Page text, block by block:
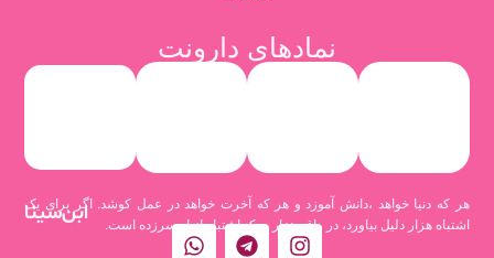
نمادهای دارونت
هر که دنیا خواهد ،دانش آموزد و هر که آخرت خواهد در عمل کوشد. اگر برای یک
اشتباه هزار دلیل بیاورد، در واقع هزار و یک اشتباه از او سرزده است.
ابن‌سینا